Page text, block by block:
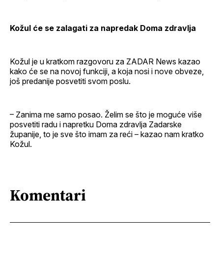
Kožul će se zalagati za napredak Doma zdravlja
Kožul je u kratkom razgovoru za ZADAR News kazao
kako će se na novoj funkciji, a koja nosi i nove obveze,
još predanije posvetiti svom poslu.
– Zanima me samo posao. Želim se što je moguće više
posvetiti radu i napretku Doma zdravlja Zadarske
županije, to je sve što imam za reći – kazao nam kratko
Kožul.
Komentari